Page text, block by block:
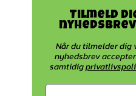
Tilmeld
Når du tilmelder dig
nyhedsbrev
samtidig